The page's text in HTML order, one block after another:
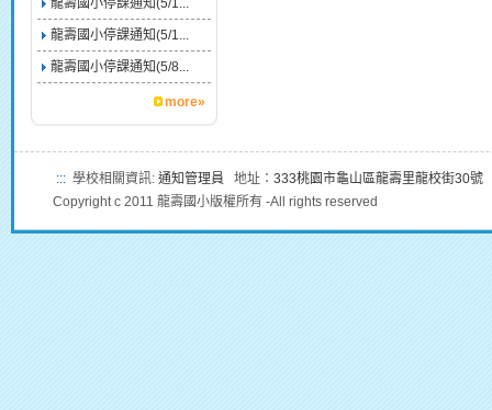
龍壽國小停課通知(5/1...
龍壽國小停課通知(5/1...
龍壽國小停課通知(5/8...
more»
::: 學校相關資訊: 通知管理員 地址： 333桃園市龜山區龍壽里龍校街30號
Copyright c 2011 龍壽國小版權所有 -All rights reserved